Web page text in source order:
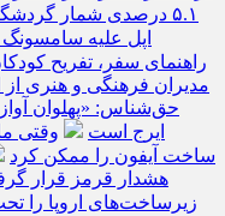
۵.۱ درصدی شمار گردشگران در برابر افزایش هزینه‌کرد
اپل علیه
راهنمای سفر، تفریح
مدیران فرهنگی و هنری
حق‌شناس: «پهلوان
ایرج است
وقتی
ساخت آیفون را ممکن کرد
هشدار قرمز قرار
زیرساخت‌های اروپا را